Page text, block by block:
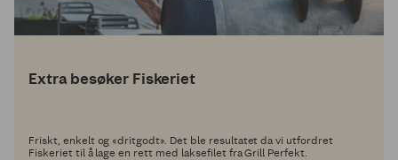
Extra besøker Fiskeriet
Friskt, enkelt og «dritgodt». Det ble resultatet da vi utfordret
Fiskeriet til å lage en rett med laksefilet fra Grill Perfekt.